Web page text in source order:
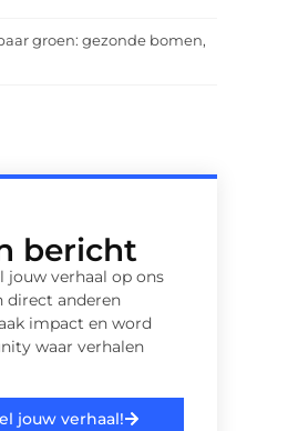
groen: gezonde bomen,
bericht
jouw verhaal op ons
direct anderen
impact en word
waar verhalen
jouw verhaal!